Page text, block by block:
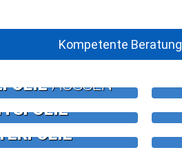
Kompetente Beratung
AUSSEN